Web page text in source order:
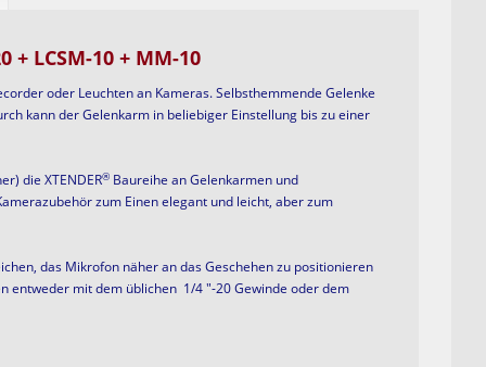
+ LCSM-10 + MM-10
oder Leuchten an Kameras. Selbsthemmende Gelenke
kann der Gelenkarm in beliebiger Einstellung bis zu einer
die XTENDER® Baureihe anGelenkarmen und
zum Einenelegant und leicht, aber zum
das Mikrofon näher an das Geschehen zu positionieren
entweder mit dem üblichen 1/4 "-20 Gewinde oderdem